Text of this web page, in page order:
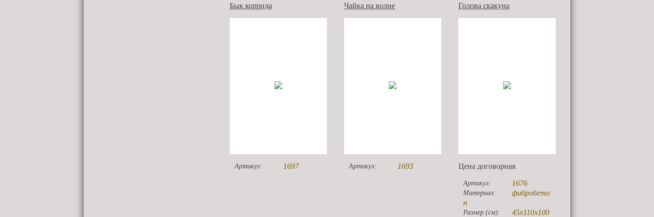
Бык коррида
Артикул: 1697
Чайка на волне
Артикул: 1693
Голова скакуна
Цена договорная
Артикул: 1676
Материал:
фибробето
н
Размер (см): 45х110х100